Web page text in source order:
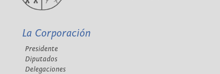
La Corporación
Presidente
Diputados
Delegaciones